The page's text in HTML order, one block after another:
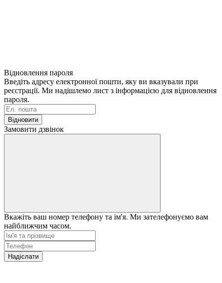
Відновлення пароля
Введіть адресу електронної пошти, яку ви вказували при
реєстрації. Ми надішлемо лист з інформацією для відновлення
пароля.
Відновити
Замовити дзвінок
Вкажіть ваш номер телефону та ім'я. Ми зателефонуємо вам
найближчим часом.
Надіслати